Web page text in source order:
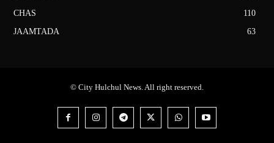
CHAS
110
JAAMTADA
63
© City Hulchul News. All right reserved.